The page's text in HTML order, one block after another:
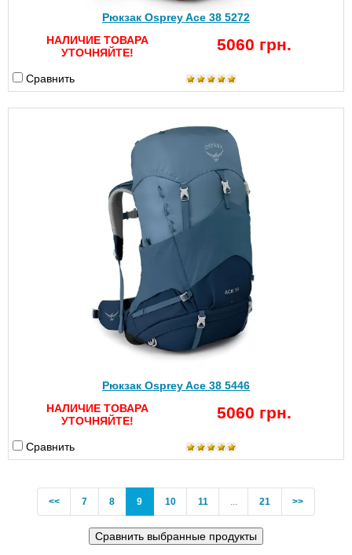
Рюкзак Osprey Ace 38 5272
НАЛИЧИЕ ТОВАРА
УТОЧНЯЙТЕ!
5060 грн.
Сравнить
Рюкзак Osprey Ace 38 5446
НАЛИЧИЕ ТОВАРА
УТОЧНЯЙТЕ!
5060 грн.
Сравнить
<<Previous
7 8 9(current)
10 11 21 >>